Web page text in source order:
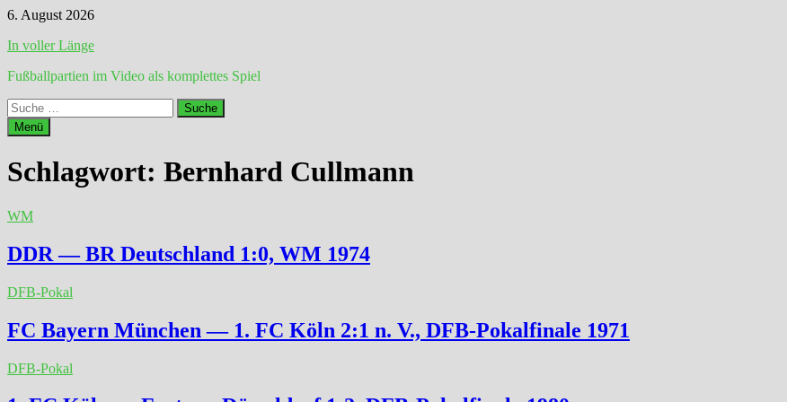
Zum
springen
6. August 2026
In voller Länge
Fußballpartien im Video als komplettes Spiel
Suche
nach:
Menü
Schlagwort: Bernhard Cullmann
WM
DDR — BR Deutschland 1:0, WM 1974
DFB-Pokal
FC Bayern München — 1. FC Köln 2:1 n. V., DFB-Pokalfinale 1971
DFB-Pokal